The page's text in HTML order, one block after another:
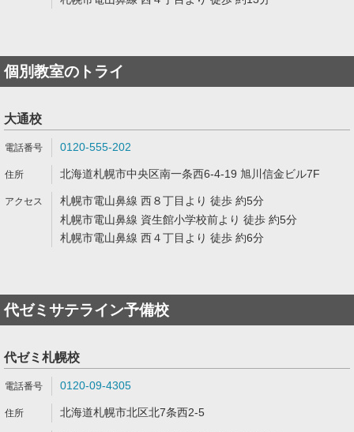
個別教室のトライ
大通校
0120-555-202
北海道札幌市中央区南一条西6-4-19 旭川信金ビル7F
札幌市電山鼻線 西８丁目より 徒歩 約5分
札幌市電山鼻線 資生館小学校前より 徒歩 約5分
札幌市電山鼻線 西４丁目より 徒歩 約6分
代ゼミサテライン予備校
代ゼミ札幌校
0120-09-4305
北海道札幌市北区北7条西2-5